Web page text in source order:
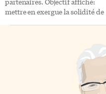
mettre en exergue la solidité de
communauté francophone du
Grand Toronto. Organismes
communautaires, institutions,
bailleurs de fonds, écoles,